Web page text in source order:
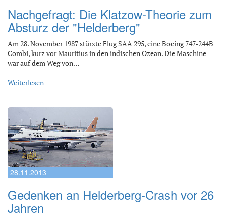
Nachgefragt: Die Klatzow-Theorie zum
Absturz der "Helderberg"
Am 28. November 1987 stürzte Flug SAA 295, eine Boeing 747-244B
Combi, kurz vor Mauritius in den indischen Ozean. Die Maschine
war auf dem Weg von…
Weiterlesen
28.11.2013
Gedenken an Helderberg-Crash vor 26
Jahren